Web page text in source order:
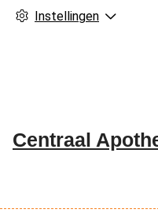
Instellingen
Centraal